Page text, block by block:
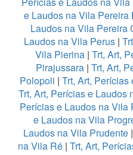
e Laudos na Vila Pereira
Laudos na Vila Pereira
Laudos na Vila Perus|
Vila Pierina| Trt, Art,
Pirajussara| Trt, Art,
Polopoli | Trt, Art,
Trt, Art, Perícias e Laudos
Perícias e Laudos na Vila
e Laudos na Vila
Laudos na Vila Prudente |
na Vila Ré | Trt, Art,